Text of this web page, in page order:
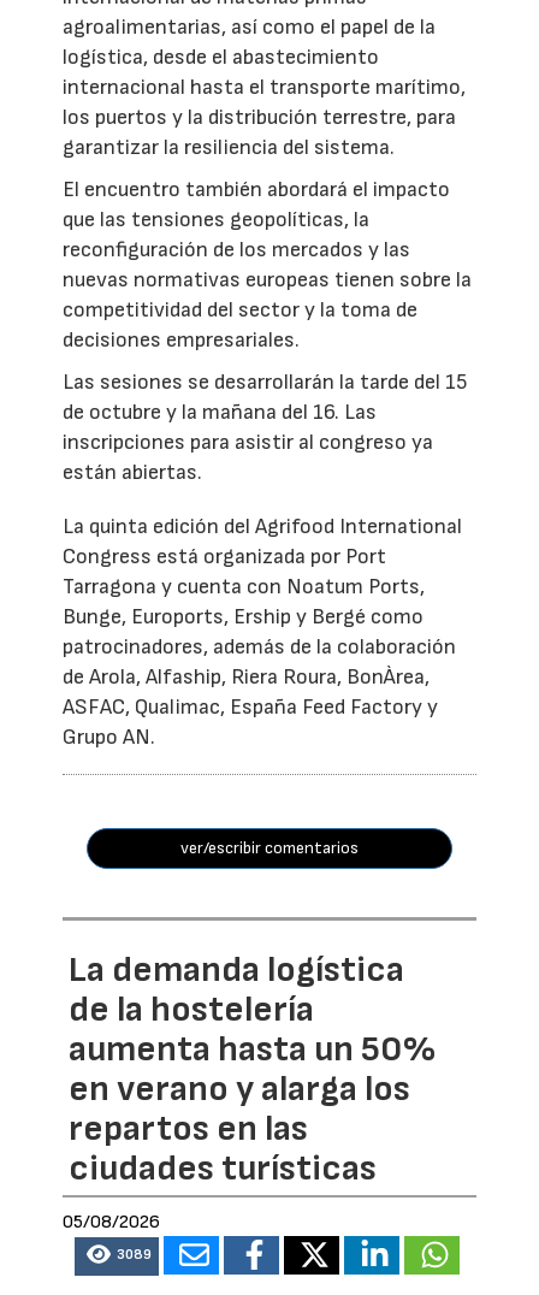
agroalimentarias, así como el papel de la
logística, desde el abastecimiento
internacional hasta el transporte marítimo,
los puertos y la distribución terrestre, para
garantizar la resiliencia del sistema.
El encuentro también abordará el impacto
que las tensiones geopolíticas, la
reconfiguración de los mercados y las
nuevas normativas europeas tienen sobre la
competitividad del sector y la toma de
decisiones empresariales.
Las sesiones se desarrollarán la tarde del 15
de octubre y la mañana del 16. Las
inscripciones para asistir al congreso ya
están abiertas.
La quinta edición del Agrifood International
Congress está organizada por Port
Tarragona y cuenta con Noatum Ports,
Bunge, Euroports, Ership y Bergé como
patrocinadores, además de la colaboración
de Arola, Alfaship, Riera Roura, BonÀrea,
ASFAC, Qualimac, España Feed Factory y
Grupo AN.
ver/escribir comentarios
La demanda logística
de la hostelería
aumenta hasta un 50%
en verano y alarga los
repartos en las
ciudades turísticas
05/08/2026
3089